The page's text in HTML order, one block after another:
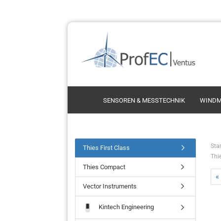
SENSOREN & MESSTECHNIK
Schalensternanemometer
Ultrasonic Anemometer
Propelleranemometer
Thies First Class
Thies Compact
Vector Instruments
Kintech Engineering